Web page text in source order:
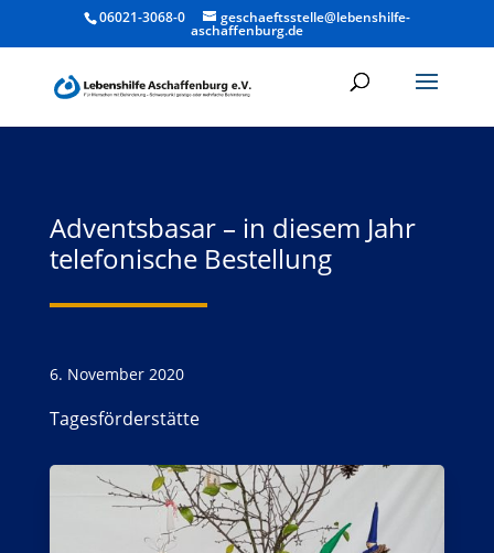
06021-3068-0 geschaeftsstelle@lebenshilfe-
aschaffenburg.de
Adventsbasar – in diesem Jahr
telefonische Bestellung
6. November 2020
Tagesförderstätte